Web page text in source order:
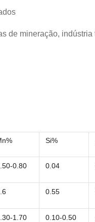
de mineração, indústria
Si%
0.80 0.04
0.55
1.70 0.10-0.50